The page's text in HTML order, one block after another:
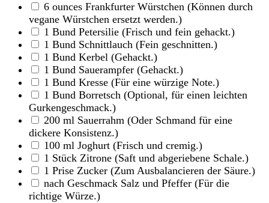
6 ounces Frankfurter Würstchen (Können durch
vegane Würstchen ersetzt werden.)
1 Bund Petersilie (Frisch und fein gehackt.)
1 Bund Schnittlauch (Fein geschnitten.)
1 Bund Kerbel (Gehackt.)
1 Bund Sauerampfer (Gehackt.)
1 Bund Kresse (Für eine würzige Note.)
1 Bund Borretsch (Optional, für einen leichten
Gurkengeschmack.)
200 ml Sauerrahm (Oder Schmand für eine
dickere Konsistenz.)
100 ml Joghurt (Frisch und cremig.)
1 Stück Zitrone (Saft und abgeriebene Schale.)
1 Prise Zucker (Zum Ausbalancieren der Säure.)
nach Geschmack Salz und Pfeffer (Für die
richtige Würze.)